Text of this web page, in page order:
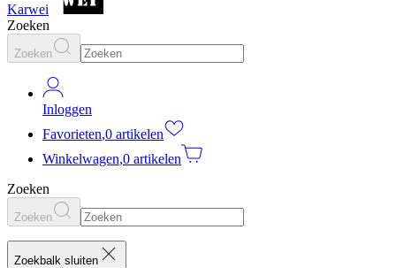
Karwei
Zoeken
Zoeken
Inloggen
Favorieten,0 artikelen
Winkelwagen,0 artikelen
Zoeken
Zoeken
Zoekbalk sluiten